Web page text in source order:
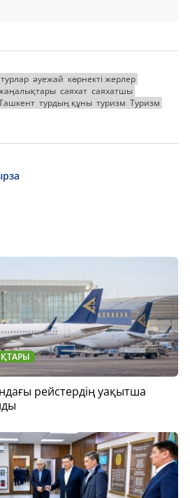
әуежай көрнекті жерлер
саяхат саяхатшы
турдың құны туризм Туризм
рейстердің уақытша